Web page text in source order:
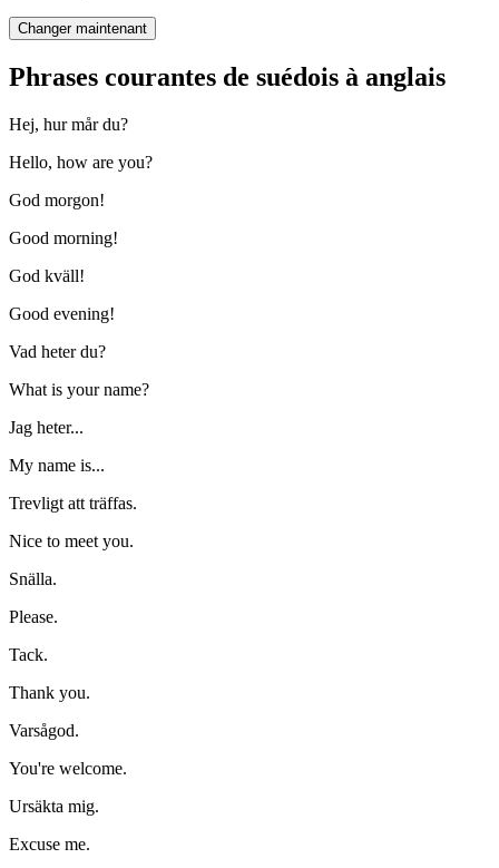
Changer maintenant
Phrases courantes de suédois à anglais
Hej, hur mår du?
Hello, how are you?
God morgon!
Good morning!
God kväll!
Good evening!
Vad heter du?
What is your name?
Jag heter...
My name is...
Trevligt att träffas.
Nice to meet you.
Snälla.
Please.
Tack.
Thank you.
Varsågod.
You're welcome.
Ursäkta mig.
Excuse me.